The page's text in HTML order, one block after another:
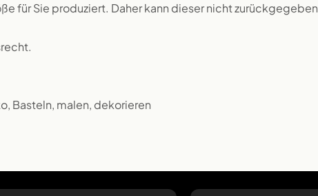
für Sie produziert. Daher kann dieser nicht zurückgegeben
Basteln, malen, dekorieren